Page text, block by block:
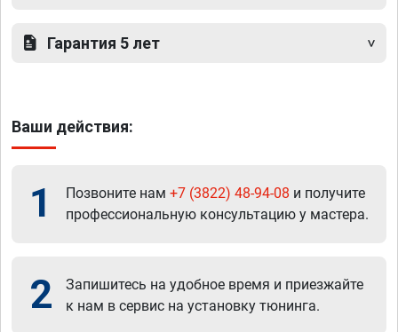
Гарантия 5 лет
Ваши действия:
1 Позвоните нам +7 (3822) 48-94-08 и получите
профессиональную консультацию у мастера.
2
Запишитесь на удобное время и приезжайте
к нам в сервис на установку тюнинга.